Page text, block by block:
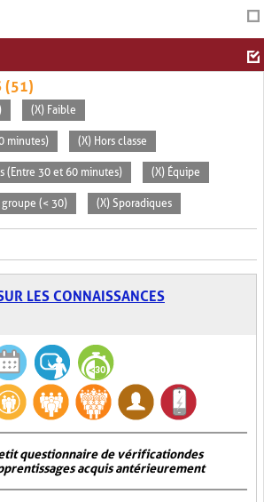
(51)
(X) Faible
minutes) (X) Hors classe
(Entre 30 et 60 minutes) (X) Équipe
groupe (< 30) (X) Sporadiques
LES CONNAISSANCES
questionnaire de vérification des
acquis antérieurement